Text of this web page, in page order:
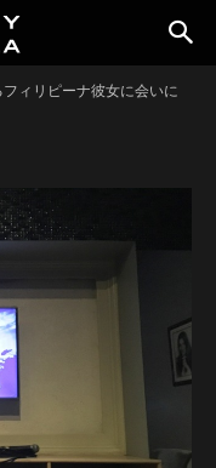
フィリピーナ彼女に会いに